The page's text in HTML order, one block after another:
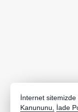
İnternet sitemizde
Kanununu, İade